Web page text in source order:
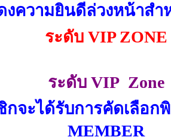
ความยินดีล่วงหน้าสำ
ระดับ VIP ZONE
ระดับ VIP Zone
จะได้รับการคัดเลือก
MEMBER